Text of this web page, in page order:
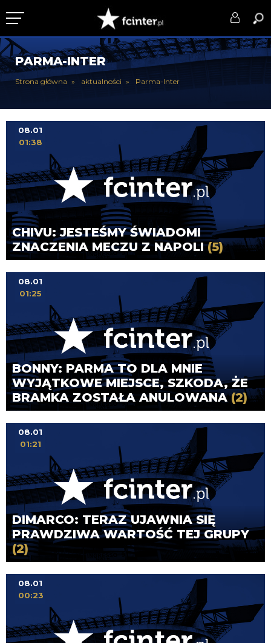
KLUB
DRUŻYNA
PUCHARY
DLA TIFOSICH
SERWIS
PARMA-INTER
Strona główna aktualności Parma-Inter
CHIVU: JESTEŚMY ŚWIADOMI
ZNACZENIA MECZU Z NAPOLI(5)
08.01
01:38
BONNY: PARMA TO DLA MNIE
WYJĄTKOWE MIEJSCE, SZKODA, ŻE
BRAMKA ZOSTAŁA ANULOWANA(2)
08.01
01:25
DIMARCO: TERAZ UJAWNIA SIĘ
PRAWDZIWA WARTOŚĆ TEJ GRUPY
(2)
08.01
01:21
08.01
00:23